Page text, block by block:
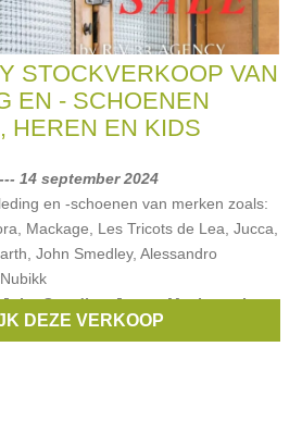
STOCKVERKOOP VAN
EN - SCHOENEN
HEREN EN KIDS
14 september 2024
en -schoenen van merken zoals:
Mackage, Les Tricots de Lea, Jucca,
John Smedley, Alessandro
John Smedley,Jucca,Mackage,Les
DEZE VERKOOP